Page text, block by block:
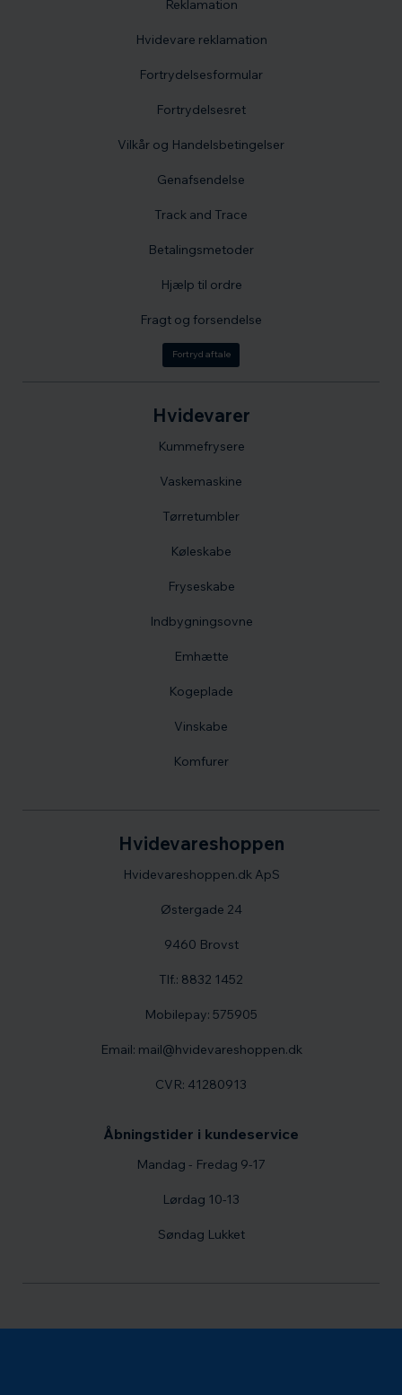
Hvidevareshoppen
Hvidevareshoppen.dk ApS
Østergade 24
9460 Brovst
Tlf.: 8832 1452
Mobilepay: 575905
Email: mail@hvidevareshoppen.dk
CVR: 41280913
Åbningstider i kundeservice
Mandag - Fredag 9-17
Lørdag 10-13
Søndag Lukket
Hvidevarer
Kummefrysere
Vaskemaskine
Tørretumbler
Køleskabe
Fryseskabe
Indbygningsovne
Emhætte
Kogeplade
Vinskabe
Komfurer
Reklamation
Hvidevare reklamation
Fortrydelsesformular
Fortrydelsesret
Vilkår og Handelsbetingelser
Genafsendelse
Track and Trace
Betalingsmetoder
Hjælp til ordre
Fragt og forsendelse
Fortryd aftale